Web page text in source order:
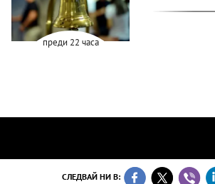
преди 22 часа
СЛЕДВАЙ НИ В: